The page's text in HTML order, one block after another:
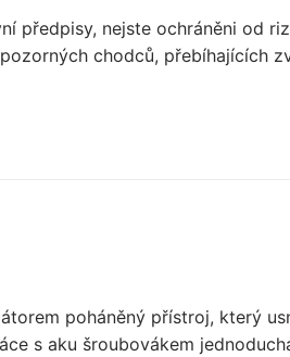
předpisy, nejste ochráněni od
chodců, přebíhajících
poháněný přístroj, který
s aku šroubovákem